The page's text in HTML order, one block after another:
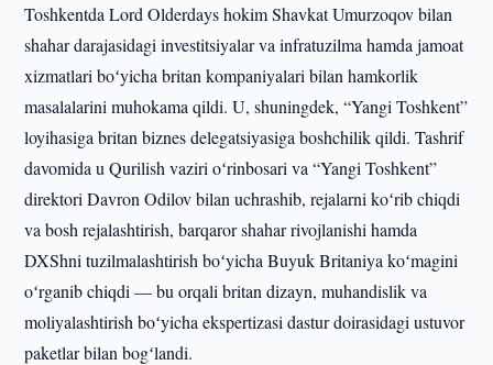
Toshkentda Lord Olderdays hokim Shavkat Umurzoqov bilan
shahar darajasidagi investitsiyalar va infratuzilma hamda jamoat
xizmatlari boʻyicha britan kompaniyalari bilan hamkorlik
masalalarini muhokama qildi. U, shuningdek, “Yangi Toshkent”
loyihasiga britan biznes delegatsiyasiga boshchilik qildi. Tashrif
davomida u Qurilish vaziri oʻrinbosari va “Yangi Toshkent”
direktori Davron Odilov bilan uchrashib, rejalarni koʻrib chiqdi
va bosh rejalashtirish, barqaror shahar rivojlanishi hamda
DXShni tuzilmalashtirish boʻyicha Buyuk Britaniya koʻmagini
oʻrganib chiqdi — bu orqali britan dizayn, muhandislik va
moliyalashtirish boʻyicha ekspertizasi dastur doirasidagi ustuvor
paketlar bilan bogʻlandi.